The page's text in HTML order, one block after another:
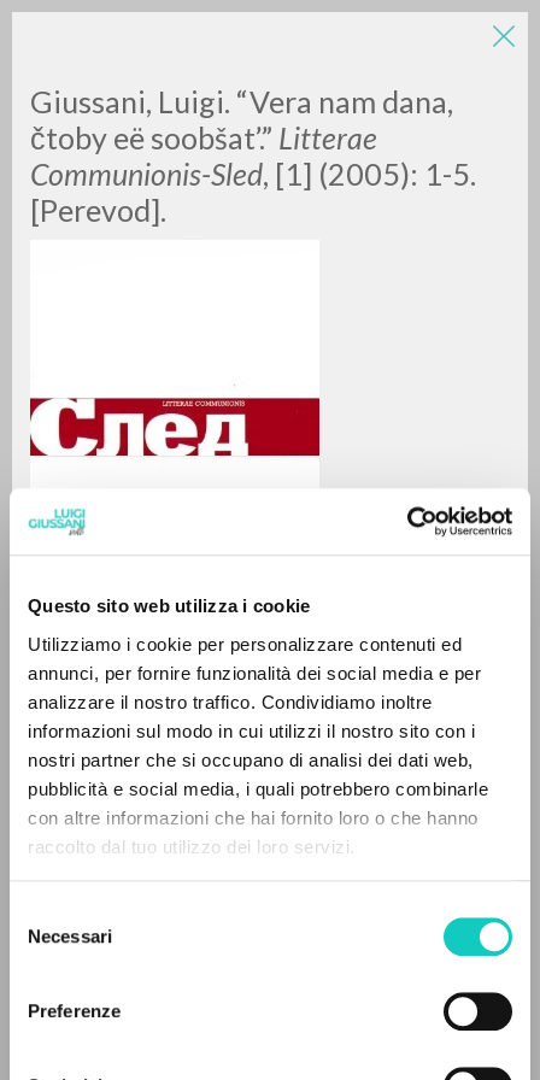
Questo sito web utilizza i cookie
Utilizziamo i cookie per personalizzare contenuti ed
annunci, per fornire funzionalità dei social media e per
analizzare il nostro traffico. Condividiamo inoltre
informazioni sul modo in cui utilizzi il nostro sito con i
nostri partner che si occupano di analisi dei dati web,
pubblicità e social media, i quali potrebbero combinarle
con altre informazioni che hai fornito loro o che hanno
raccolto dal tuo utilizzo dei loro servizi.
delNecessari
Preferenze
Giussani, Luigi. “Vera nam dana,
čtoby eë soobšat’.” Litterae
Communionis-Sled, [1] (2005): 1-5.
[Perevod].
Giussani LuigiAutore
Russo
Litterae Communionis-Sled
2005
Pagine: 5
LUIGI
GIUSSANI
0DOCUMENTI TROVATI
RISULTATI SUCCESSIVI